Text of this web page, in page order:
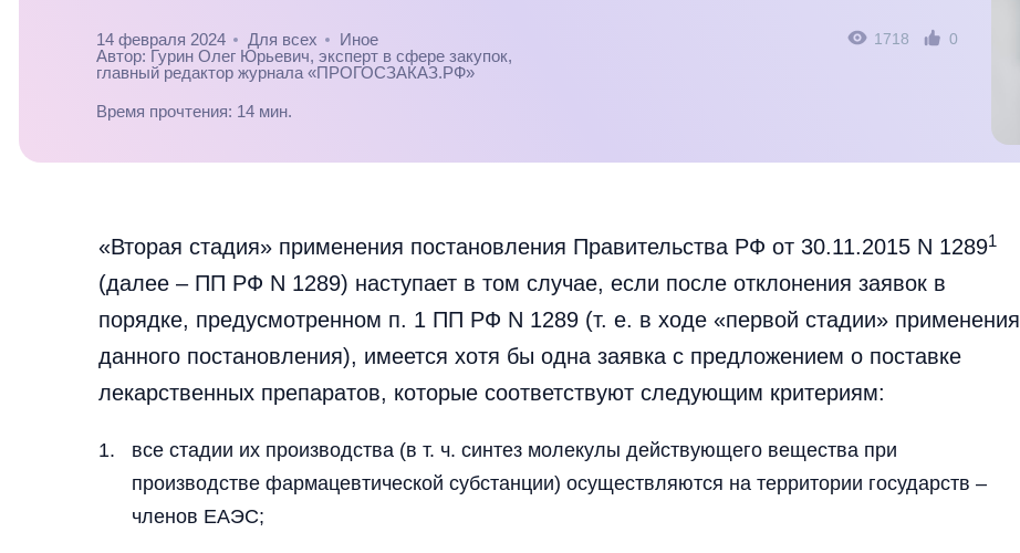
14 февраля 2024 Для всех
Иное
Автор: Гурин Олег Юрьевич, эксперт в сфере закупок,
главный редактор журнала «ПРОГОСЗАКАЗ.РФ»
1718 0
Время прочтения: 14 мин.
«Вторая стадия» применения постановления Правительства РФ от 30.11.2015 N 12891
(далее – ПП РФ N 1289) наступает в том случае, если после отклонения заявок в
порядке, предусмотренном п. 1 ПП РФ N 1289 (т. е. в ходе «первой стадии» применения
данного постановления), имеется хотя бы одна заявка с предложением о поставке
лекарственных препаратов, которые соответствуют следующим критериям:
все стадии их производства (в т. ч. синтез молекулы действующего вещества при
производстве фармацевтической субстанции) осуществляются на территории государств –
членов ЕАЭС;